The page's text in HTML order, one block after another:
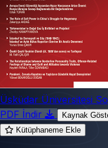
Üsküdar Üniversitesi
PDF İndir
Kaynak
Kütüphaneme Ekle